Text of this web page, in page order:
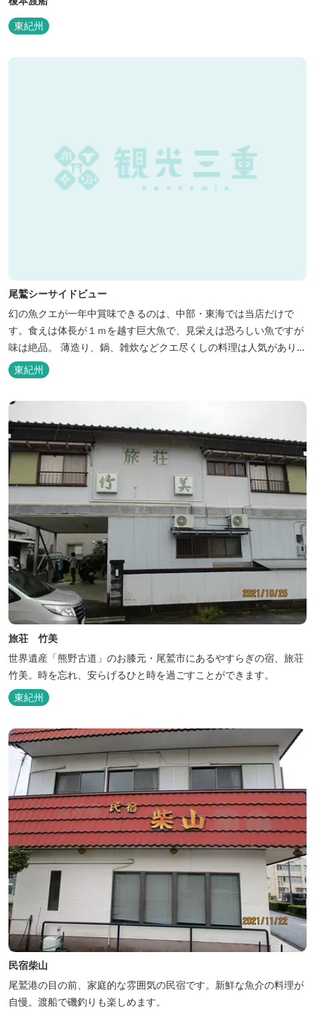
東紀州
尾鷲シーサイドビュー
幻の魚クエが一年中賞味できるのは、中部・東海では当店だけで
す。食えは体長が１ｍを越す巨大魚で、見栄えは恐ろしい魚ですが
味は絶品。 薄造り、鍋、雑炊などクエ尽くしの料理は人気がありま
す。ぜひご賞味ください（料理だけでも歌。また、宿泊者には船で
の無料遊覧サービス（１時間）を行ないます。
東紀州
旅荘 竹美
世界遺産「熊野古道」のお膝元・尾鷲市にあるやすらぎの宿、旅荘
竹美。時を忘れ、安らげるひと時を過ごすことができます。
東紀州
民宿柴山
尾鷲港の目の前、家庭的な雰囲気の民宿です。新鮮な魚介の料理が
自慢。渡船で磯釣りも楽しめます。